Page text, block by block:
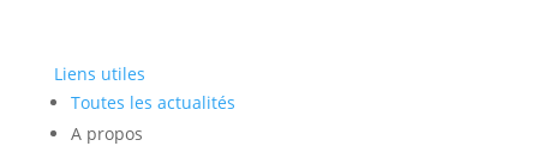
Liens utiles
Toutes les actualités
A propos